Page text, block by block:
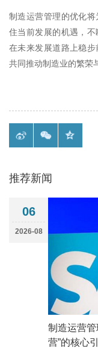
制造运营管理的优化
住当前发展的机遇，
在未来发展道路上稳步
共同推动制造业的繁荣
推荐新闻
06
2026-08
制造运营管
营”的核心